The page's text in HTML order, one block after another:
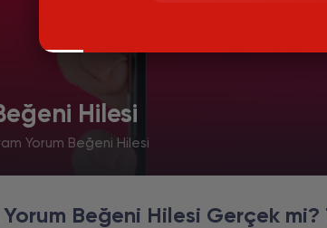
Hilesi
Yorum Beğeni Hilesi
Beğeni Hilesi Gerçek mi?